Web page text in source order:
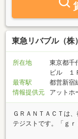
東急リバブル（
所在地
東京都千
ビル １
最寄駅
都営新宿
情報提供元
アットホ
ＧＲＡＮＴＡＣＴは
テジストです。「ｇ
語でもあるＧＲＡＮ